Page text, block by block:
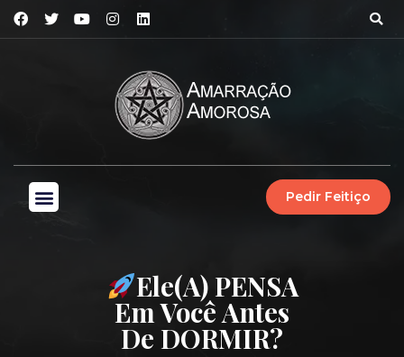
Pedir Feitiço
Ele(a) PENSA
Em Você Antes
De DORMIR?